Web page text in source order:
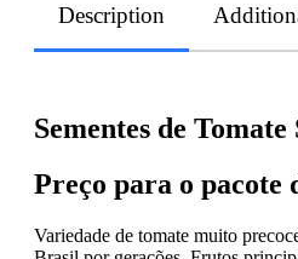
Description
Sementes de
Preço para o pacote
Variedade de tomate muito